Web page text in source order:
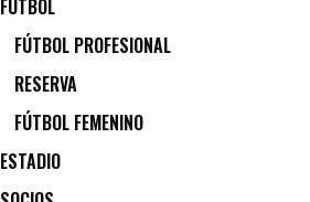
FÚTBOL
FÚTBOL PROFESIONAL
RESERVA
FÚTBOL FEMENINO
ESTADIO